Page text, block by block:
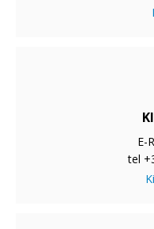
E-
tel